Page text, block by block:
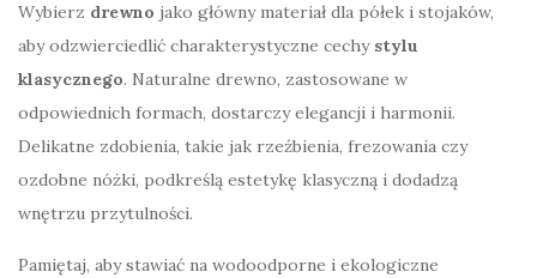
Wybierz drewno jako główny materiał dla półek i stojaków,
aby odzwierciedlić charakterystyczne cechy stylu
klasycznego. Naturalne drewno, zastosowane w
odpowiednich formach, dostarczy elegancji i harmonii.
Delikatne zdobienia, takie jak rzeźbienia, frezowania czy
ozdobne nóżki, podkreślą estetykę klasyczną i dodadzą
wnętrzu przytulności.
Pamiętaj, aby stawiać na wodoodporne i ekologiczne